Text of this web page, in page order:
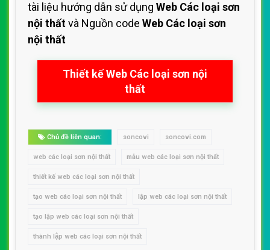
tài liệu hướng dẫn sử dụng Web Các loại sơn
nội thấtvà Nguồn code Web Các loại sơn
nội thất
Thiết kế Web Các loại sơn nội
thất
Chủ đề liên quan: soncovi soncovi.com
web các loại sơn nội thất mẫu web các loại sơn nội thất
thiết kế web các loại sơn nội thất
tạo web các loại sơn nội thất lập web các loại sơn nội thất
tạo lập web các loại sơn nội thất
thành lập web các loại sơn nội thất